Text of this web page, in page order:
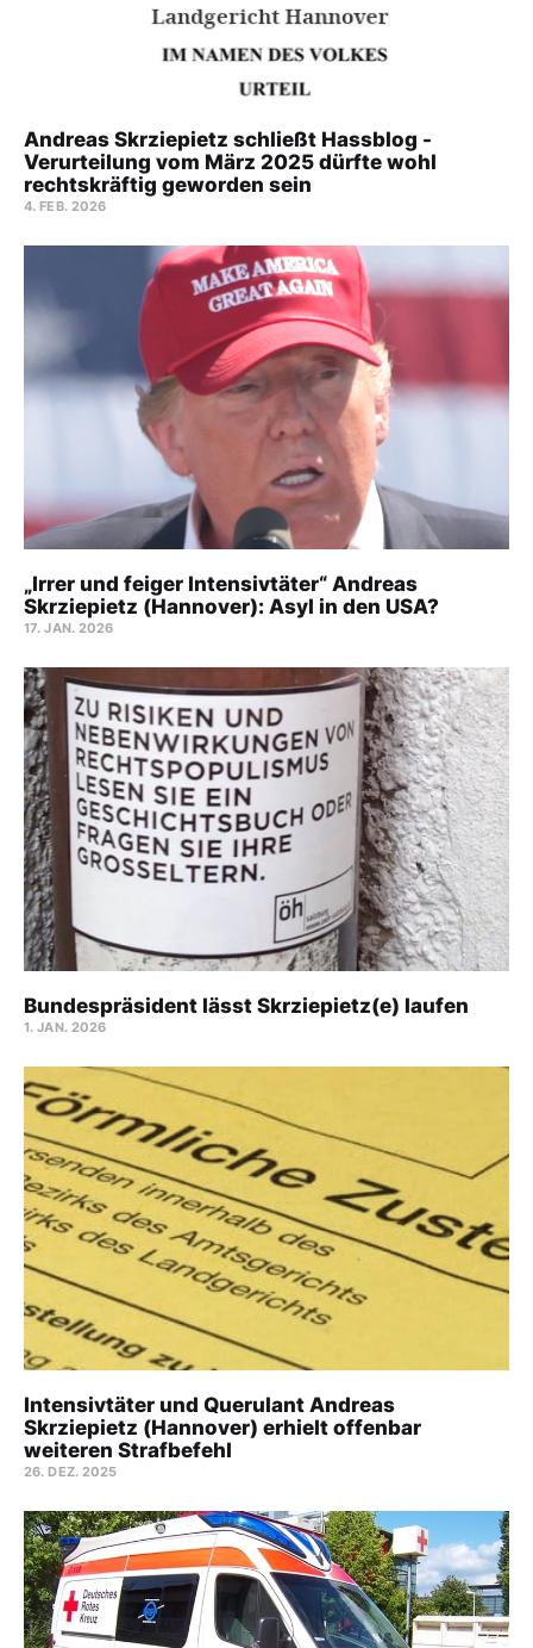
Andreas Skrziepietz schließt Hassblog -
Verurteilung vom März 2025 dürfte wohl
rechtskräftig geworden sein
4. FEB. 2026
„Irrer und feiger Intensivtäter“ Andreas
Skrziepietz (Hannover): Asyl in den USA?
17. JAN. 2026
Bundespräsident lässt Skrziepietz(e) laufen
1. JAN. 2026
Intensivtäter und Querulant Andreas
Skrziepietz (Hannover) erhielt offenbar
weiteren Strafbefehl
26. DEZ. 2025